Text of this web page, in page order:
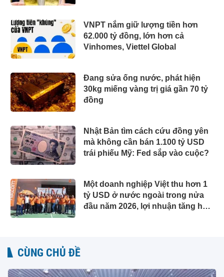
VNPT nắm giữ lượng tiền hơn
62.000 tỷ đồng, lớn hơn cả
Vinhomes, Viettel Global
Đang sửa ống nước, phát hiện
30kg miếng vàng trị giá gần 70 tỷ
đồng
Nhật Bản tìm cách cứu đồng yên
mà không cần bán 1.100 tỷ USD
trái phiếu Mỹ: Fed sắp vào cuộc?
Một doanh nghiệp Việt thu hơn 1
tỷ USD ở nước ngoài trong nửa
đầu năm 2026, lợi nhuận tăng hơn
CÙNG CHỦ ĐỀ